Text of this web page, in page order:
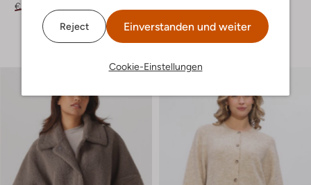
Reject Einverstanden und weiter
Cookie-Einstellungen
€ 149,99
+ mehr farben